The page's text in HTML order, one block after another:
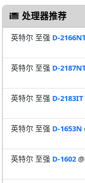
处理器推荐
英特尔 至强 D-
英特尔 至强 D-
英特尔 至强 D-2183IT
英特尔 至强 D-1653N
英特尔 至强 D-1602